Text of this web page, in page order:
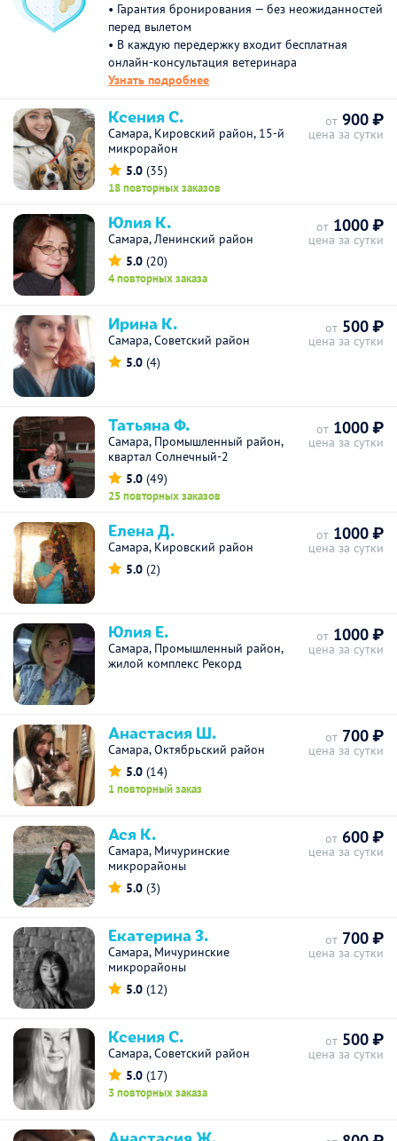
• Гарантия бронирования — без неожиданностей
перед вылетом
• В каждую передержку входит бесплатная
онлайн-консультация ветеринара
Узнать подробнее
Ксения С.
Самара, Кировский район, 15-й
микрорайон
5.0 (35)
18 повторных заказов
от 900 ₽
цена за сутки
Юлия К.
Самара, Ленинский район
5.0 (20)
4 повторных заказа
от 1000 ₽
цена за сутки
Ирина К.
Самара, Советский район
5.0 (4)
от 500 ₽
цена за сутки
Татьяна Ф.
Самара, Промышленный район,
квартал Солнечный-2
5.0 (49)
25 повторных заказов
от 1000 ₽
цена за сутки
Елена Д.
Самара, Кировский район
5.0 (2)
от 1000 ₽
цена за сутки
Юлия Е.
Самара, Промышленный район,
жилой комплекс Рекорд
от 1000 ₽
цена за сутки
Анастасия Ш.
Самара, Октябрьский район
5.0 (14)
1 повторный заказ
от 700 ₽
цена за сутки
Ася К.
Самара, Мичуринские
микрорайоны
5.0 (3)
от 600 ₽
цена за сутки
Екатерина З.
Самара, Мичуринские
микрорайоны
5.0 (12)
от 700 ₽
цена за сутки
Ксения С.
Самара, Советский район
5.0 (17)
3 повторных заказа
от 500 ₽
цена за сутки